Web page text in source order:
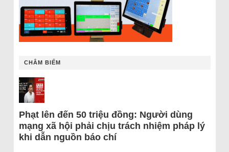
CHÂM BIẾM
Phạt lên đến 50 triệu đồng: Người dùng
mạng xã hội phải chịu trách nhiệm pháp lý
khi dẫn nguồn báo chí